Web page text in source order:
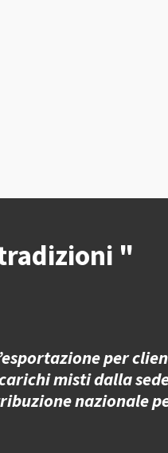
"
per
misti dalla
nazionale